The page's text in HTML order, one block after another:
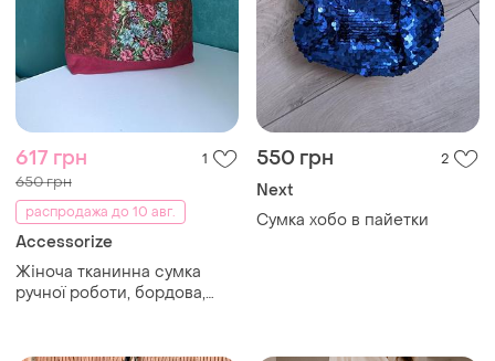
617 грн 1
650 грн
распродажа до 10 авг.
Accessorize
Жіноча тканинна сумка
ручної роботи, бордова,
550 грн 2
Next
Сумка хобо в пайетки